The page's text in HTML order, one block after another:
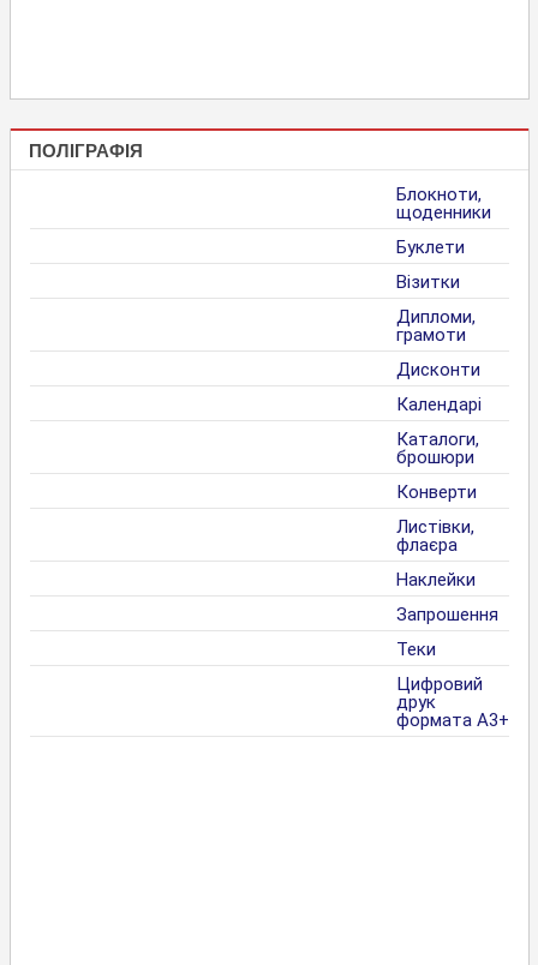
ПОЛІГРАФІЯ
Блокноти,
щоденники
Буклети
Візитки
Дипломи,
грамоти
Дисконти
Календарі
Каталоги,
брошюри
Конверти
Листівки,
флаєра
Наклейки
Запрошення
Теки
Цифровий
друк
формата А3+